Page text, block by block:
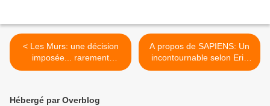
< Les Murs: une décision
imposée... rarement
négociée.
A propos de SAPIENS: Un
incontournable selon Eric
Le Braz >
Hébergé par Overblog